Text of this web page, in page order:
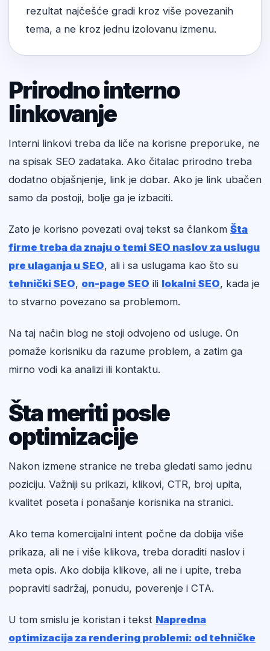
rezultat najčešće gradi kroz više povezanih
tema, a ne kroz jednu izolovanu izmenu.
Prirodno interno
linkovanje
Interni linkovi treba da liče na korisne preporuke, ne
na spisak SEO zadataka. Ako čitalac prirodno treba
dodatno objašnjenje, link je dobar. Ako je link ubačen
samo da postoji, bolje ga je izbaciti.
Zato je korisno povezati ovaj tekst sa člankom Šta
firme treba da znaju o temi SEO naslov za uslugu
pre ulaganja u SEO, ali i sa uslugama kao što su
tehnički SEO, on-page SEO ili lokalni SEO, kada je
to stvarno povezano sa problemom.
Na taj način blog ne stoji odvojeno od usluge. On
pomaže korisniku da razume problem, a zatim ga
mirno vodi ka analizi ili kontaktu.
Šta meriti posle
optimizacije
Nakon izmene stranice ne treba gledati samo jednu
poziciju. Važniji su prikazi, klikovi, CTR, broj upita,
kvalitet poseta i ponašanje korisnika na stranici.
Ako tema komercijalni intent počne da dobija više
prikaza, ali ne i više klikova, treba doraditi naslov i
meta opis. Ako dobija klikove, ali ne i upite, treba
popraviti sadržaj, ponudu, poverenje i CTA.
U tom smislu je koristan i tekst Napredna
optimizacija za rendering problemi: od tehničke